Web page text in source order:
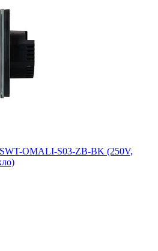
OMALI-S03-ZB-BK (250V,